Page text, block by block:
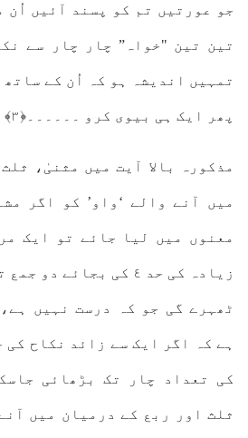
جو عورتیں تم کو پسند آئیں اُن
تین تین "خواہ” چار چار سے
تمہیں اندیشہ ہو کہ اُن کے ساتھ
پھر ایک ہی بیوی کرو ۔۔۔۔۔۔﴿۳﴾
مذکورہ بالا آیت میں مثنیٰ،
میں آنے والے ‘واو’ کو اگر
معنوں میں لیا جائے تو ایک
زیادہ کی حد ٤ کی بجائے
ٹھہرے گی جو کہ درست نہیں
ہے کہ اگر ایک سے زائد نکاح کی
کی تعداد چار تک بڑھائی
ثلث اور ربع کے درمیان میں